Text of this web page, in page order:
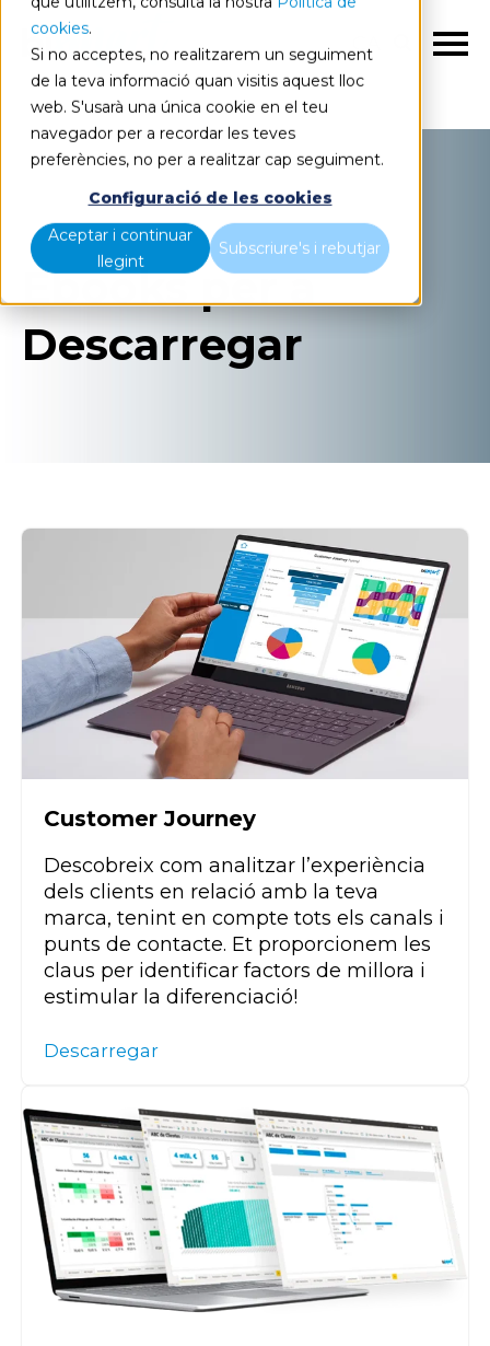
cookies.
Si no acceptes, no realitzarem un seguiment
de la teva informació quan visitis aquest lloc
web. S'usarà una única cookie en el teu
navegador per a recordar les teves
preferències, no per a realitzar cap seguiment.
Configuració de les cookies
Aceptar i continuar
llegint
Subscriure's i rebutjar
CA
Ebooks per a
Descarregar
Customer Journey
Descobreix com analitzar l’experiència
dels clients en relació amb la teva
marca, tenint en compte tots els canals i
punts de contacte. Et proporcionem les
claus per identificar factors de millora i
estimular la diferenciació!
Descarregar